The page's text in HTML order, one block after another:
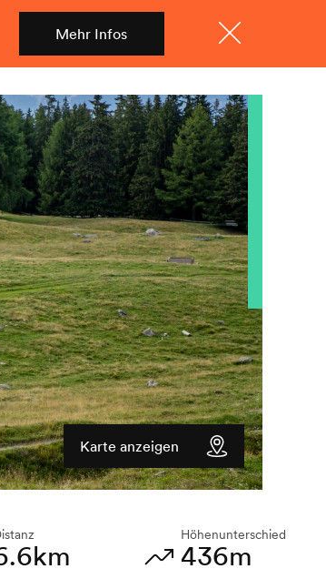
Mehr Infos Menü
Shop
Karte anzeigen
Höhenunterschied
436m